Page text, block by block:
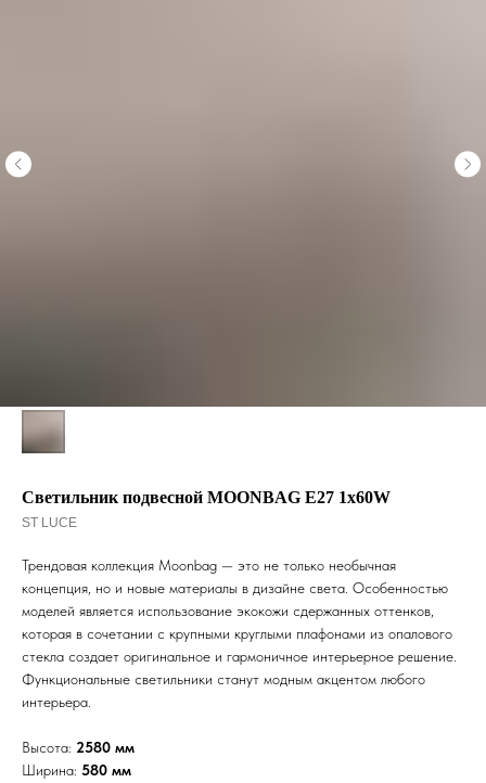
Светильник подвесной MOONBAG E27 1х60W
ST LUCE
Трендовая коллекция Moonbag — это не только необычная
концепция, но и новые материалы в дизайне света. Особенностью
моделей является использование экокожи сдержанных оттенков,
которая в сочетании с крупными круглыми плафонами из опалового
стекла создает оригинальное и гармоничное интерьерное решение.
Функциональные светильники станут модным акцентом любого
интерьера.
Высота: 2580 мм
Ширина: 580 мм